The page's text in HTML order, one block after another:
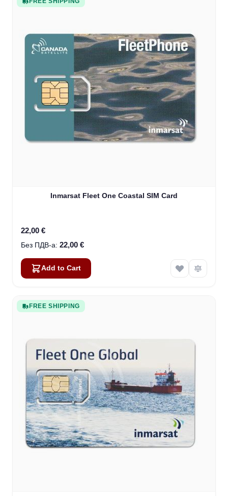
Inmarsat Fleet One Coastal SIM Card
22,00 €
22,00 €
Add to Cart
FREE SHIPPING